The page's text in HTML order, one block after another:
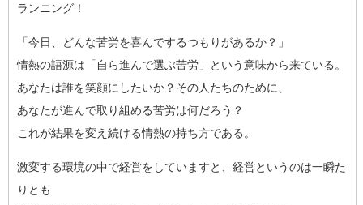
ラ ンニング！
「今日、どんな苦労を喜んでするつもりがあるか？」
情熱の語源は「自ら進んで選ぶ苦労」という意味から来ている。
あなたは誰を笑顔にしたいか？その人たちのために、
あなたが進んで取り組める苦労は何だろう？
これが結果を変え続ける情熱の持ち方である。
激変する環境の中で経営をしていますと、経営というのは一瞬た
り とも